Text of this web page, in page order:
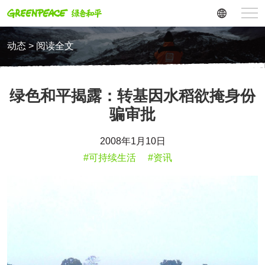
动态 > 阅读全文
绿色和平揭露：转基因水稻欲掩身份
骗审批
2008年1月10日
#可持续生活
#资讯